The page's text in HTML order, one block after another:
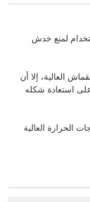
لمنع خدش
العالية، إلا أن
استعادة شكله
الحرارة العالية